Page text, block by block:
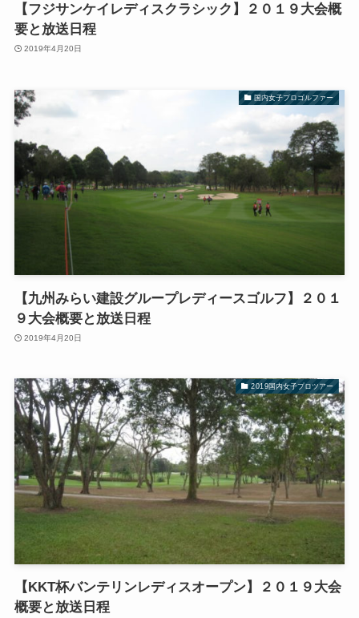
【フジサンケイレディスクラシック】２０１９大会概
要と放送日程
2019年4月20日
国内女子プロゴルファー
【九州みらい建設グループレディースゴルフ】２０１
９大会概要と放送日程
2019年4月20日
2019国内女子プロツアー
【KKT杯バンテリンレディスオープン】２０１９大会
概要と放送日程